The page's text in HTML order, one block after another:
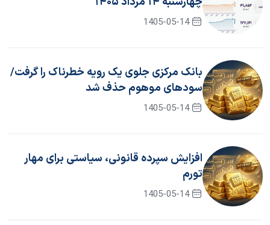
1405-05-14
بانک مرکزی جلوی یک رویه خطرناک را گرفت/
سود‌های موهوم حذف شد
1405-05-14
افزایش سپرده قانونی، سیاستی برای مهار
تورم
1405-05-14